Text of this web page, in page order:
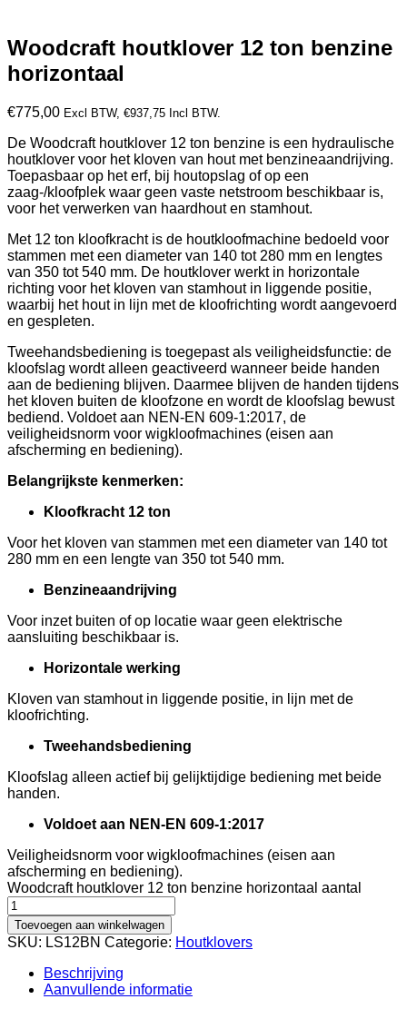
Woodcraft houtklover 12 ton benzine
horizontaal
€775,00 Excl BTW, €937,75 Incl BTW.
De Woodcraft houtklover 12 ton benzine is een hydraulische
houtklover voor het kloven van hout met benzineaandrijving.
Toepasbaar op het erf, bij houtopslag of op een
zaag-/kloofplek waar geen vaste netstroom beschikbaar is,
voor het verwerken van haardhout en stamhout.
Met 12 ton kloofkracht is de houtkloofmachine bedoeld voor
stammen met een diameter van 140 tot 280 mm en lengtes
van 350 tot 540 mm. De houtklover werkt in horizontale
richting voor het kloven van stamhout in liggende positie,
waarbij het hout in lijn met de kloofrichting wordt aangevoerd
en gespleten.
Tweehandsbediening is toegepast als veiligheidsfunctie: de
kloofslag wordt alleen geactiveerd wanneer beide handen
aan de bediening blijven. Daarmee blijven de handen tijdens
het kloven buiten de kloofzone en wordt de kloofslag bewust
bediend. Voldoet aan NEN-EN 609-1:2017, de
veiligheidsnorm voor wigkloofmachines (eisen aan
afscherming en bediening).
Belangrijkste kenmerken:
Kloofkracht 12 ton
Voor het kloven van stammen met een diameter van 140 tot
280 mm en een lengte van 350 tot 540 mm.
Benzineaandrijving
Voor inzet buiten of op locatie waar geen elektrische
aansluiting beschikbaar is.
Horizontale werking
Kloven van stamhout in liggende positie, in lijn met de
kloofrichting.
Tweehandsbediening
Kloofslag alleen actief bij gelijktijdige bediening met beide
handen.
Voldoet aan NEN-EN 609-1:2017
Veiligheidsnorm voor wigkloofmachines (eisen aan
afscherming en bediening).
Woodcraft houtklover 12 ton benzine horizontaal aantal
Toevoegen aan winkelwagen
SKU: LS12BN Categorie: Houtklovers
Beschrijving
Aanvullende informatie